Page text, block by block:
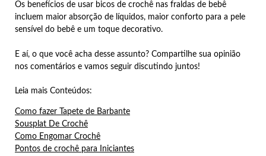
Os benefícios de usar bicos de crochê nas fraldas de bebê
incluem maior absorção de líquidos, maior conforto para a pele
sensível do bebê e um toque decorativo.
E aí, o que você acha desse assunto? Compartilhe sua opinião
nos comentários e vamos seguir discutindo juntos!
Leia mais Conteúdos:
Como fazer Tapete de Barbante
Sousplat De Crochê
Como Engomar Crochê
Pontos de crochê para Iniciantes